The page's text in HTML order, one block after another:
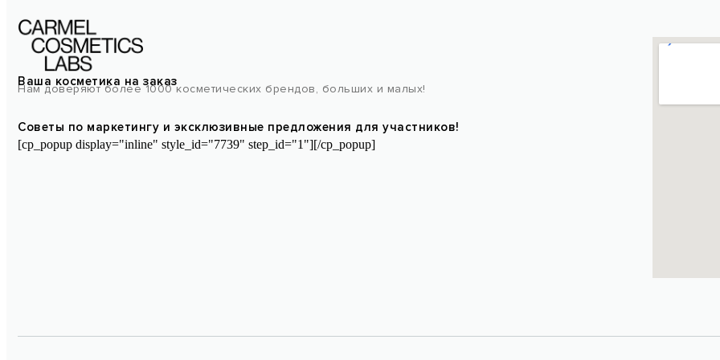
Ваша косметика на заказ
Нам доверяют более 1000 косметических брендов, больших и малых!
Советы по маркетингу и эксклюзивные предложения для участников!
[cp_popup display="inline" style_id="7739" step_id="1"][/cp_popup]